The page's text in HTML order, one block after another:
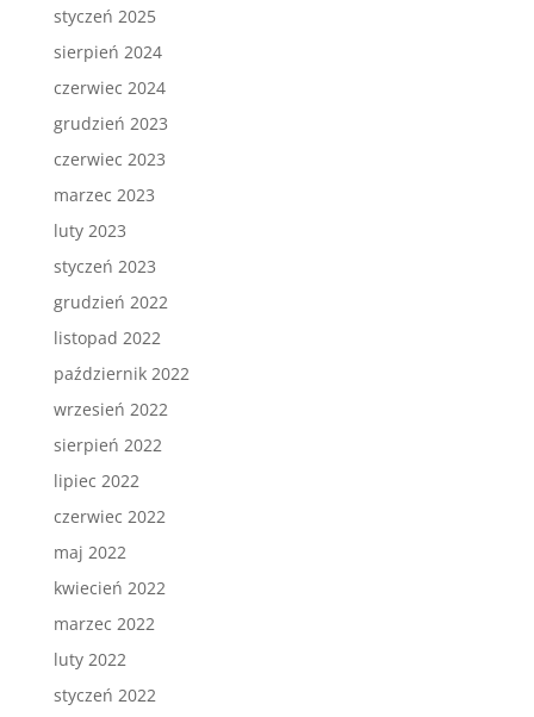
styczeń 2025
sierpień 2024
czerwiec 2024
grudzień 2023
czerwiec 2023
marzec 2023
luty 2023
styczeń 2023
grudzień 2022
listopad 2022
październik 2022
wrzesień 2022
sierpień 2022
lipiec 2022
czerwiec 2022
maj 2022
kwiecień 2022
marzec 2022
luty 2022
styczeń 2022